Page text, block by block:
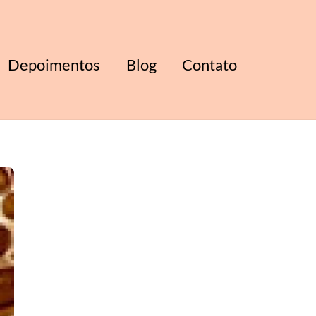
Depoimentos Blog Contato